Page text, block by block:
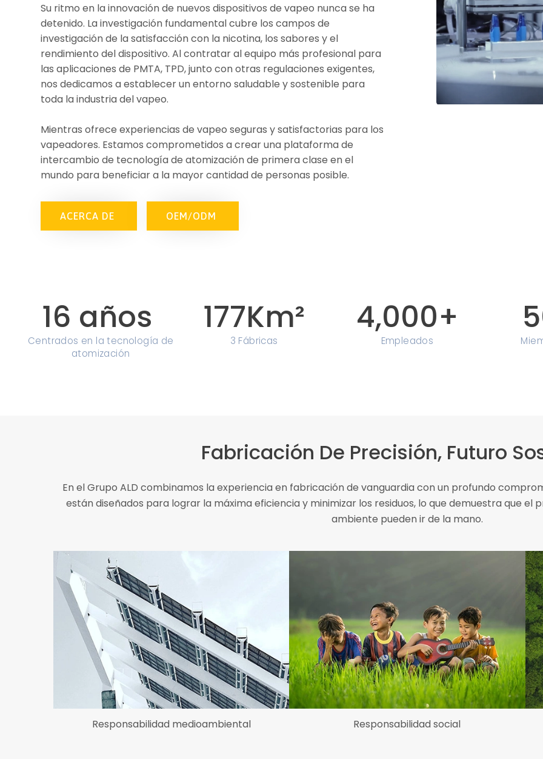
Su ritmo en la innovación de nuevos dispositivos de vapeo nunca se ha
detenido. La investigación fundamental cubre los campos de
investigación de la satisfacción con la nicotina, los sabores y el
rendimiento del dispositivo. Al contratar al equipo más profesional para
las aplicaciones de PMTA, TPD, junto con otras regulaciones exigentes,
nos dedicamos a establecer un entorno saludable y sostenible para
toda la industria del vapeo.
Mientras ofrece experiencias de vapeo seguras y satisfactorias para los
vapeadores. Estamos comprometidos a crear una plataforma de
intercambio de tecnología de atomización de primera clase en el
mundo para beneficiar a la mayor cantidad de personas posible.
ACERCA DE OEM/ODM
16 años
Centrados en la tecnología de
atomización
177Km²
3 Fábricas
4,000+
Empleados
Fabricación De Precisión, Futuro
En el Grupo ALD combinamos la experiencia en fabricación de vanguardia con un profundo
están diseñados para lograr la máxima eficiencia y minimizar los residuos, lo que demuestra que
ambiente pueden ir de la mano.
Responsabilidad medioambiental Responsabilidad social